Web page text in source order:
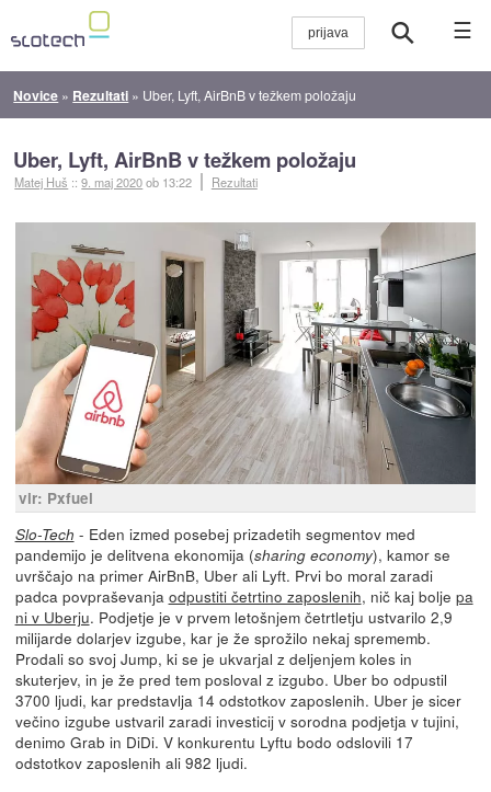
☰
Novice » Rezultati » Uber, Lyft, AirBnB v težkem položaju
Uber, Lyft, AirBnB v težkem položaju
Matej Huš ::9. maj 2020ob 13:22 Rezultati
vir: Pxfuel
Slo-Tech - Eden izmed posebej prizadetih segmentov med
pandemijo je delitvena ekonomija (sharing economy), kamor se
uvrščajo na primer AirBnB, Uber ali Lyft. Prvi bo moral zaradi
padca povpraševanja odpustiti četrtino zaposlenih, nič kaj bolje pa
ni v Uberju. Podjetje je v prvem letošnjem četrtletju ustvarilo 2,9
milijarde dolarjev izgube, kar je že sprožilo nekaj sprememb.
Prodali so svoj Jump, ki se je ukvarjal z deljenjem koles in
skuterjev, in je že pred tem posloval z izgubo. Uber bo odpustil
3700 ljudi, kar predstavlja 14 odstotkov zaposlenih. Uber je sicer
večino izgube ustvaril zaradi investicij v sorodna podjetja v tujini,
denimo Grab in DiDi. V konkurentu Lyftu bodo odslovili 17
odstotkov zaposlenih ali 982 ljudi.